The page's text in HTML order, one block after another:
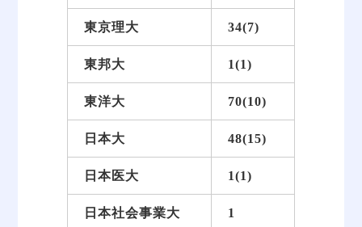
東京理大 34(7)
東邦大 1(1)
東洋大 70(10)
日本大 48(15)
日本医大 1(1)
日本社会事業大 1